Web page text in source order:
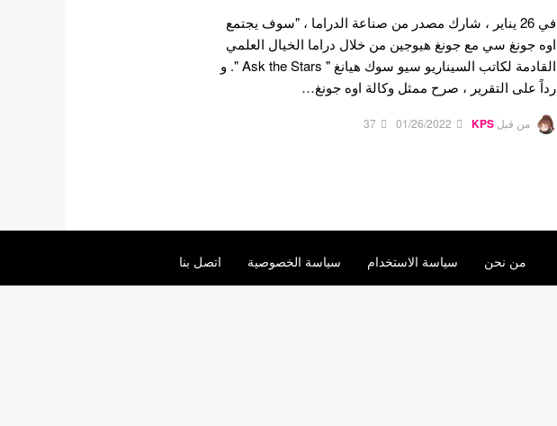
في 26 يناير ، شارك مصدر من صناعة الدراما ، "سوف يجتمع
اوه جونغ سي مع جونغ هيوجين من خلال دراما الخيال العلمي
القادمة لكاتب السيناريو سيو سوك هيانغ " Ask the Stars ". و
رداً على التقرير ، صرح ممثل وكالة اوه جونغ…
من قبل KPS
01/26/2022
37
من نحن سياسة الاستخدام سياسة الخصوصية اتصل بنا